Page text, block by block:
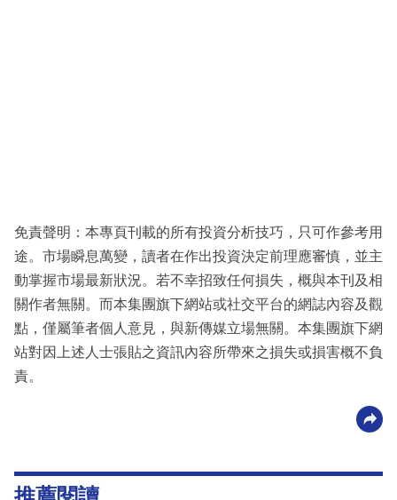
免責聲明：本專頁刊載的所有投資分析技巧，只可作參考用
途。市場瞬息萬變，讀者在作出投資決定前理應審慎，並主
動掌握市場最新狀況。若不幸招致任何損失，概與本刊及相
關作者無關。而本集團旗下網站或社交平台的網誌內容及觀
點，僅屬筆者個人意見，與新傳媒立場無關。本集團旗下網
站對因上述人士張貼之資訊內容所帶來之損失或損害概不負
責。